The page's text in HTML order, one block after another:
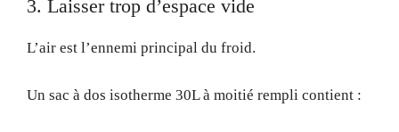
3. Laisser trop d’espace vide
L’air est l’ennemi principal du froid.
Un sac à dos isotherme 30L à moitié rempli contient :